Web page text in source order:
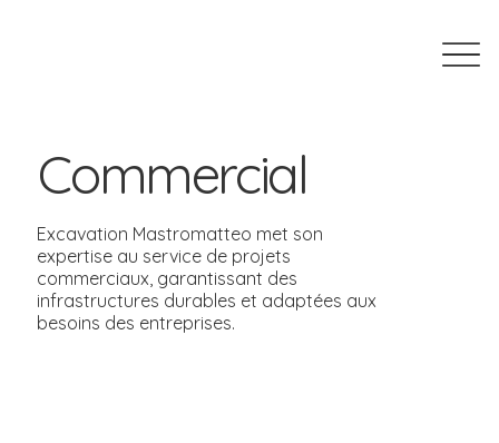
Commercial
Excavation Mastromatteo met son
expertise au service de projets
commerciaux, garantissant des
infrastructures durables et adaptées aux
besoins des entreprises.